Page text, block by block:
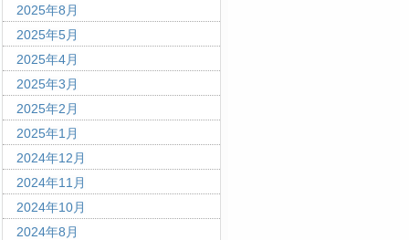
2025年8月
2025年5月
2025年4月
2025年3月
2025年2月
2025年1月
2024年12月
2024年11月
2024年10月
2024年8月